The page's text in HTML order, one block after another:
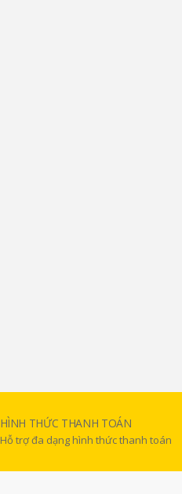
HÌNH THỨC THANH TOÁN
Hỗ trợ đa dạng hình thức thanh toán